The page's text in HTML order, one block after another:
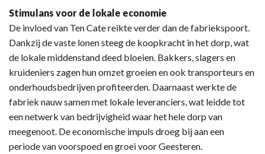
Stimulans voor de lokale economie
De invloed van Ten Cate reikte verder dan de fabriekspoort.
Dankzij de vaste lonen steeg de koopkracht in het dorp, wat
de lokale middenstand deed bloeien. Bakkers, slagers en
kruideniers zagen hun omzet groeien en ook transporteurs en
onderhoudsbedrijven profiteerden. Daarnaast werkte de
fabriek nauw samen met lokale leveranciers, wat leidde tot
een netwerk van bedrijvigheid waar het hele dorp van
meegenoot. De economische impuls droeg bij aan een
periode van voorspoed en groei voor Geesteren.